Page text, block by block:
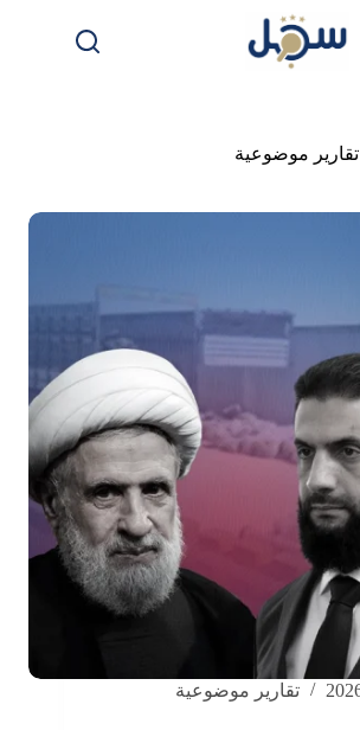
تقارير موضوعية
تقارير موضوعية